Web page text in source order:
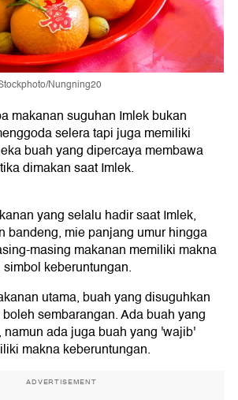
Nungning20
makanan suguhan Imlek bukan
selera tapi juga memiliki
buah yang dipercaya membawa
dimakan saat Imlek.
yang selalu hadir saat Imlek,
bandeng, mie panjang umur hingga
masing makanan memiliki makna
keberuntungan.
utama, buah yang disuguhkan
sembarangan. Ada buah yang
ada juga buah yang 'wajib'
makna keberuntungan.
ADVERTISEMENT